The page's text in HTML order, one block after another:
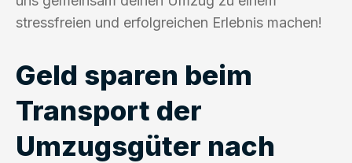
stressfreien und erfolgreichen Erlebnis machen!
Geld sparen beim
Transport der
Umzugsgüter nach